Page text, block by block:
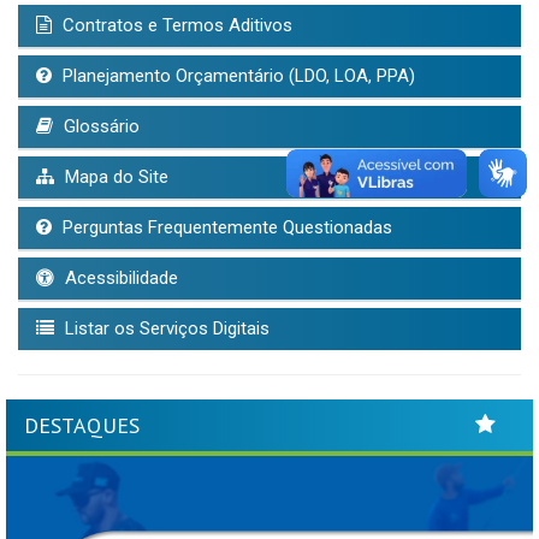
Contratos e Termos Aditivos
Planejamento Orçamentário (LDO, LOA, PPA)
Glossário
Mapa do Site
Perguntas Frequentemente Questionadas
Acessibilidade
Listar os Serviços Digitais
DESTAQUES